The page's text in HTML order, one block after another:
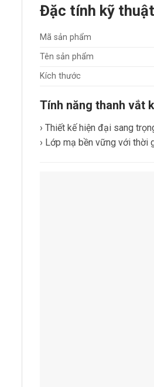
Đặc tính kỹ thuật
Mã sản phẩm
Tên sản phẩm
Kích thước
Tính năng thanh vắt
› Thiết kế hiện đại sang
› Lớp mạ bền vững với thời